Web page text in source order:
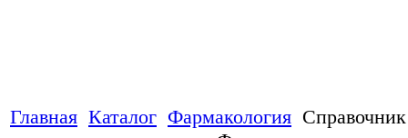
Главная Каталог Фармакология Справочник